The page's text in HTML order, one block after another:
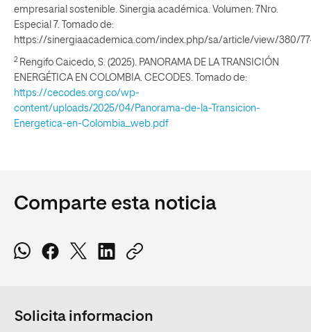
empresarial sostenible. Sinergia académica. Volumen: 7Nro.
Especial 7. Tomado de:
https://sinergiaacademica.com/index.php/sa/article/view/380/
2Rengifo Caicedo, S. (2025). PANORAMA DE LA TRANSICIÓN
ENERGÉTICA EN COLOMBIA. CECODES. Tomado de:
https://cecodes.org.co/wp-
content/uploads/2025/04/Panorama-de-la-Transicion-
Energetica-en-Colombia_web.pdf
Comparte esta noticia
Solicita informacion